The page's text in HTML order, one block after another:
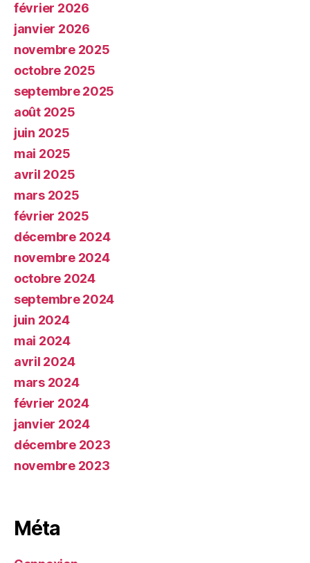
février 2026
janvier 2026
novembre 2025
octobre 2025
septembre 2025
août 2025
juin 2025
mai 2025
avril 2025
mars 2025
février 2025
décembre 2024
novembre 2024
octobre 2024
septembre 2024
juin 2024
mai 2024
avril 2024
mars 2024
février 2024
janvier 2024
décembre 2023
novembre 2023
Méta